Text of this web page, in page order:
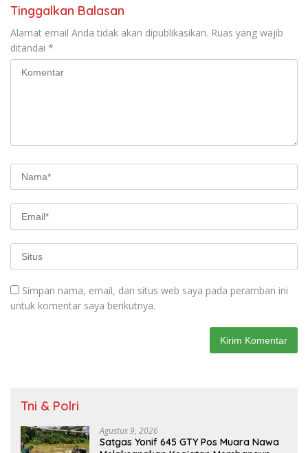
Tinggalkan Balasan
Alamat email Anda tidak akan dipublikasikan. Ruas yang wajib
ditandai *
Simpan nama, email, dan situs web saya pada peramban ini
untuk komentar saya berikutnya.
Tni & Polri
Agustus 9, 2026
Satgas Yonif 645 GTY Pos Muara Nawa